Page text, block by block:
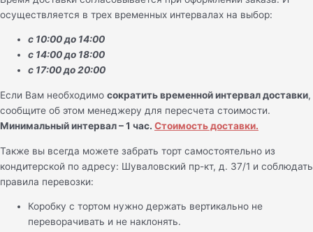
осуществляется в трех временных интервалах на выбор:
с 10:00 до 14:00
с 14:00 до 18:00
с 17:00 до 20:00
Если Вам необходимо сократить временной интервал доставки,
сообщите об этом менеджеру для пересчета стоимости.
Минимальный интервал – 1 час. Стоимость доставки.
Также вы всегда можете забрать торт самостоятельно из
кондитерской по адресу: Шуваловский пр-кт, д. 37/1 и соблюдать
правила перевозки:
Коробку с тортом нужно держать вертикально не
переворачивать и не наклонять.